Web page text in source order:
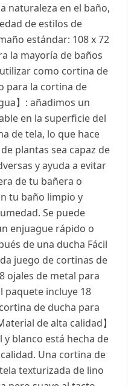
naturaleza en el baño,
de estilos de
estándar: 108 x 72
la mayoría de baños
como cortina de
para la cortina de
】: añadimos un
en la superficie del
de tela, lo que hace
plantas sea capaz de
y ayuda a evitar
de tu bañera o
tu baño limpio y
Se puede
enjuague rápido o
de una ducha Fácil
juego de cortinas de
ojales de metal para
paquete incluye 18
de ducha para
de alta calidad】
y blanco está hecha de
Una cortina de
texturizada de lino